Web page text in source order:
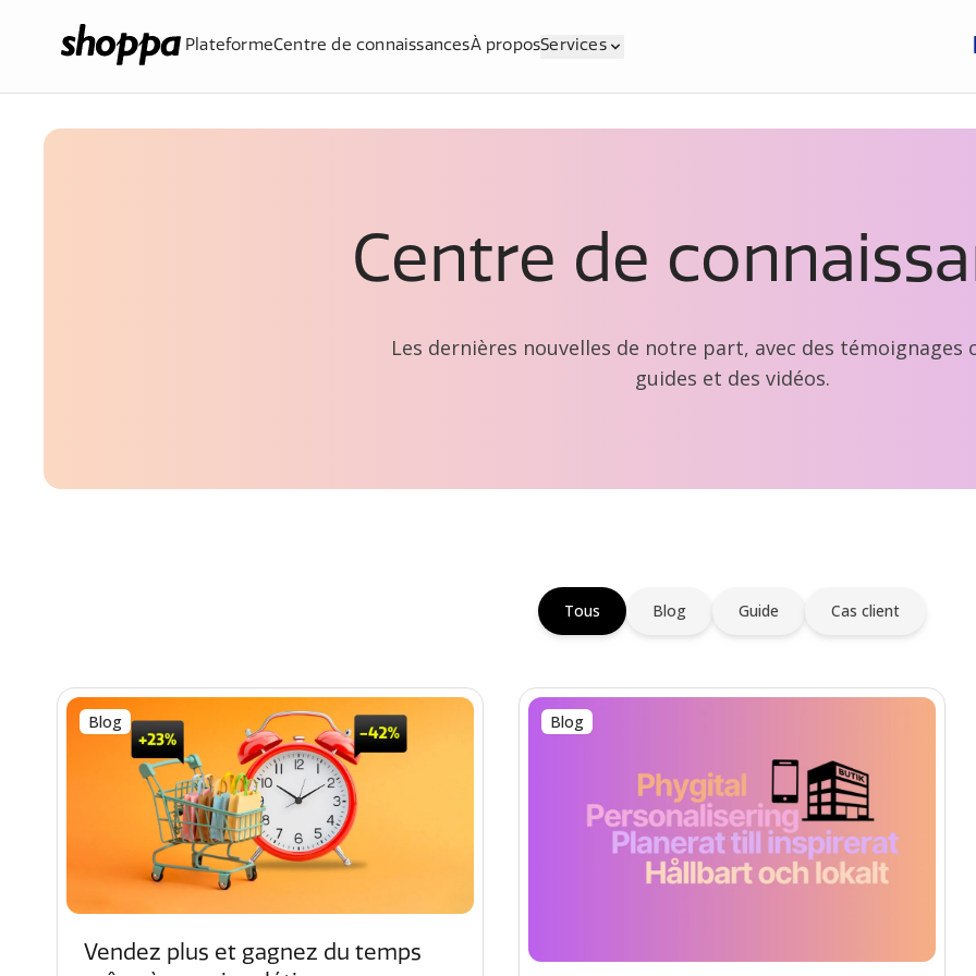
PlateformeCentre de connaissancesÀ proposServices
Centre de
Les dernières nouvelles de notre part, avec des témoignages
guides et des vidéos.
Tous Blog Guide Cas client
Blog
Vendez plus et gagnez du temps
Blog